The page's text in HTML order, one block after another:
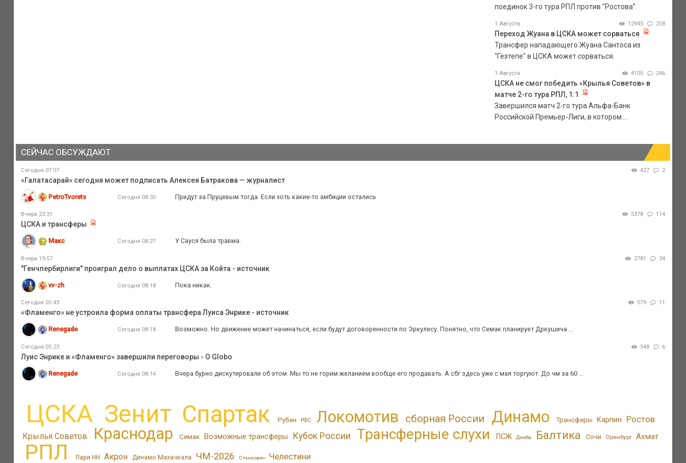
поединок 3-го тура РПЛ против "Ростова".
1 Августа 12945 258
Переход Жуана в ЦСКА может сорваться
Трансфер нападающего Жуана Сантоса из
"Гезтепе" в ЦСКА может сорваться.
1 Августа 4105 246
ЦСКА не смог победить «Крылья Советов» в
матче 2-го тура РПЛ, 1:1
Завершился матч 2-го тура Альфа-Банк
Российской Премьер-Лиги, в котором ...
СЕЙЧАС ОБСУЖДАЮТ
Сегодня 07:07 427 2
«Галатасарай» сегодня может подписать Алексея Батракова — журналист
PetroTvorets Сегодня 08:30 Придут за Пруцевым тогда. Если хоть какие-то амбиции остались
Вчера 23:31 5378 114
ЦСКА и трансферы
Макс Сегодня 08:27 У Сауся была травма.
Вчера 19:57 2781 34
"Генчлербирлиги" проиграл дело о выплатах ЦСКА за Койта - источник
vv-zh Сегодня 08:18 Пока никак.
Сегодня 05:43 579 11
«Фламенго» не устроила форма оплаты трансфера Луиса Энрике - источник
Renegade Сегодня 08:18 Возможно. Но движение может начинаться, если будут договоренности по Эркулесу. Понятно, что Семак планирует Дркушича ...
Сегодня 05:23 548 6
Луис Энрике и «Фламенго» завершили переговоры - O Globo
Renegade Сегодня 08:14 Вчера бурно дискутировали об этом. Мы то не горим желанием вообще его продавать. А сбг здесь уже с мая торгуют. До чм за 60 ...
ЦСКА Зенит Спартак Рубин РФС Локомотив сборная России Динамо Трансферы Карпин Ростов
Крылья Советов Краснодар Семак Возможные трансферы Кубок России Трансферные слухи ПСЖ Дзюба Балтика Сочи Оренбург Ахмат
РПЛ Пари НН Акрон Динамо Махачкала ЧМ-2026 Станкович Челестини